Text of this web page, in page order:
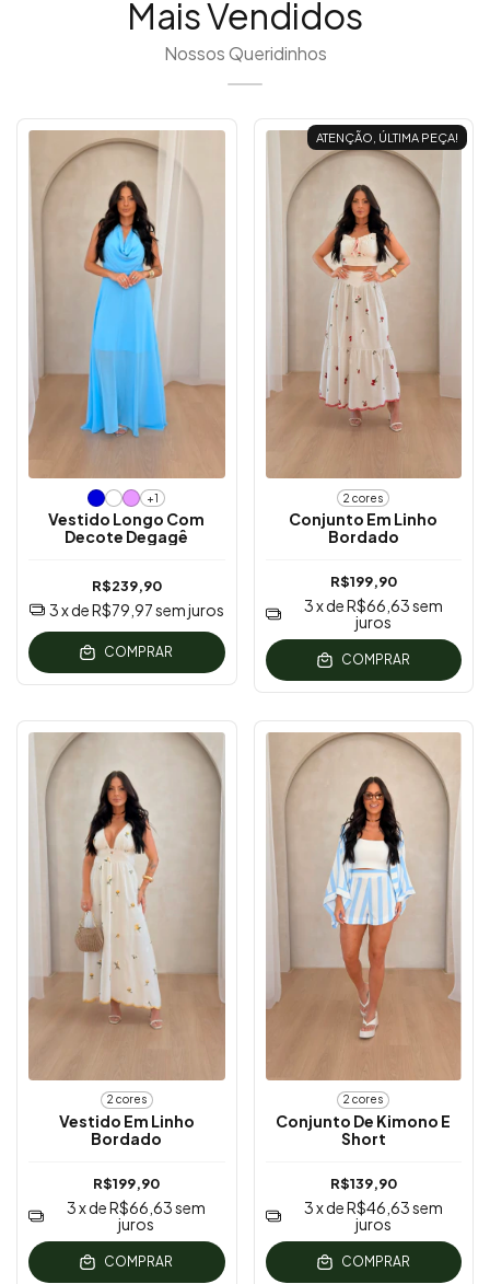
Mais Vendidos
Nossos Queridinhos
+1
Vestido Longo Com
Decote Degagê
R$239,90
3x deR$79,97sem juros
COMPRAR
ATENÇÃO, ÚLTIMA PEÇA!
2 cores
Conjunto Em Linho
Bordado
R$199,90
3x deR$66,63sem
juros
COMPRAR
2 cores
Vestido Em Linho
Bordado
R$199,90
3x deR$66,63sem
juros
COMPRAR
2 cores
Conjunto De Kimono E
Short
R$139,90
3x deR$46,63sem
juros
COMPRAR